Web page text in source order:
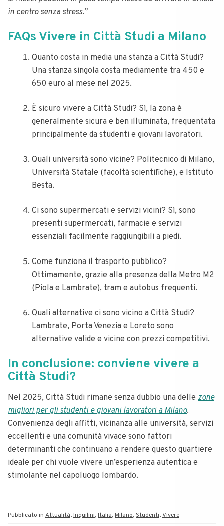
in centro senza stress.”
FAQs Vivere in Città Studi a Milano
Quanto costa in media una stanza a Città Studi?
Una stanza singola costa mediamente tra 450 e
650 euro al mese nel 2025.
È sicuro vivere a Città Studi? Sì, la zona è
generalmente sicura e ben illuminata, frequentata
principalmente da studenti e giovani lavoratori.
Quali università sono vicine? Politecnico di Milano,
Università Statale (facoltà scientifiche), e Istituto
Besta.
Ci sono supermercati e servizi vicini? Sì, sono
presenti supermercati, farmacie e servizi
essenziali facilmente raggiungibili a piedi.
Come funziona il trasporto pubblico?
Ottimamente, grazie alla presenza della Metro M2
(Piola e Lambrate), tram e autobus frequenti.
Quali alternative ci sono vicino a Città Studi?
Lambrate, Porta Venezia e Loreto sono
alternative valide e vicine con prezzi competitivi.
In conclusione: conviene vivere a
Città Studi?
Nel 2025, Città Studi rimane senza dubbio una delle zone
migliori per gli studenti e giovani lavoratori a Milano.
Convenienza degli affitti, vicinanza alle università, servizi
eccellenti e una comunità vivace sono fattori
determinanti che continuano a rendere questo quartiere
ideale per chi vuole vivere un’esperienza autentica e
stimolante nel capoluogo lombardo.
Pubblicato in Attualità,Inquilini,Italia,Milano,Studenti,Vivere